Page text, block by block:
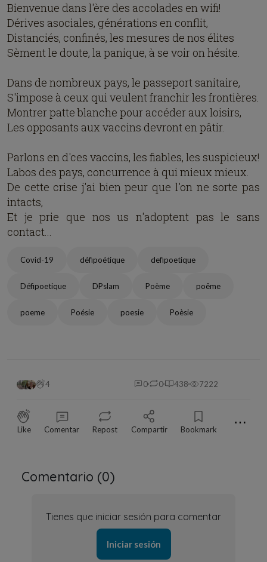
Bienvenue dans l'ère des accolades en wifi!
Dérives asociales, générations en conflit,
Distanciés, confinés, les mesures de nos élites
Sèment le doute, la panique, à se voir on hésite.
Dans de nombreux pays, le passeport sanitaire,
S'impose à ceux qui veulent franchir les frontières.
Montrer patte blanche pour accéder aux loisirs,
Les opposants aux vaccins devront en pâtir.
Parlons en d'ces vaccins, les fiables, les suspicieux!
Labos des pays, concurrence à qui mieux mieux.
De cette crise j'ai bien peur que l'on ne sorte pas
intacts,
Et je prie que nos us n'adoptent pas le sans
contact...
Covid-19 défipoétique defipoetique
Défipoetique DPslam Poème poême
poeme Poésie poesie Poèsie
4 0 0 438 7222
Like Comentar Repost Compartir Bookmark ⋯
Comentario (0)
Tienes que iniciar sesión para comentar
Iniciar sesión